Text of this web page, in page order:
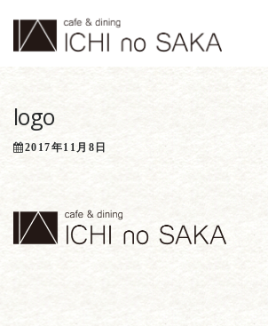
logo
2017年11月8日